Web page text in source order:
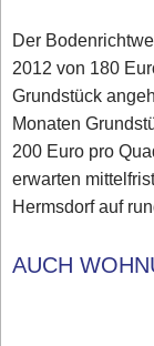
Der
2012 von 180
Grundstück
Monaten
200 Euro pro
erwarten
Hermsdorf auf
AUCH